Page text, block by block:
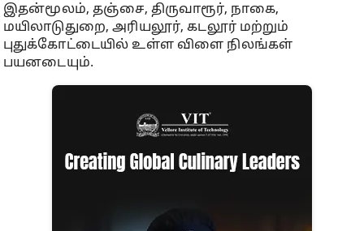
இதன்மூலம், தஞ்சை, திருவாரூர், நாகை,
மயிலாடுதுறை, அரியலூர், கடலூர் மற்றும்
புதுக்கோட்டையில் உள்ள விளை நிலங்கள்
பயனடையும்.